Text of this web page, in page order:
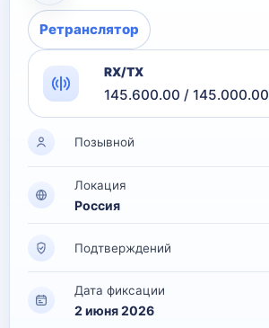
Ретранслятор
RX/TX
145.600.00 / 145.000.00
Позывной
Локация
Россия
Подтверждений
Дата фиксации
2 июня 2026